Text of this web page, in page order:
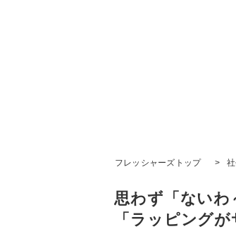
フレッシャーズトップ >
思わず「ないわ
「ラッピング